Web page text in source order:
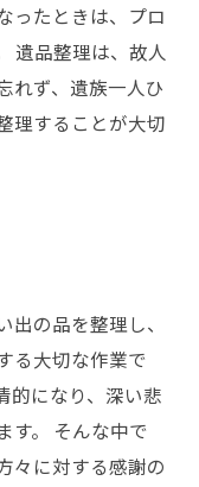
ったときは、プロ
遺品整理は、故人
れず、遺族一人ひ
理することが大切
の品を整理し、
る大切な作業で
的になり、深い悲
す。 そんな中で
々に対する感謝の